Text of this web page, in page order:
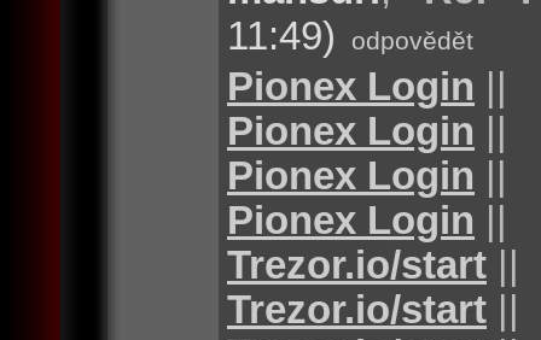
11:49)
odpovědět
Pionex Login ||
Pionex Login ||
Pionex Login ||
Pionex Login ||
Trezor.io/start ||
Trezor.io/start ||